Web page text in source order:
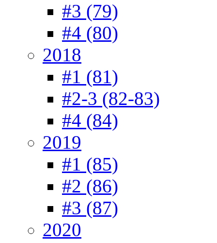
#3 (79)
#4 (80)
2018
#1 (81)
#2-3 (82-83)
#4 (84)
2019
#1 (85)
#2 (86)
#3 (87)
2020